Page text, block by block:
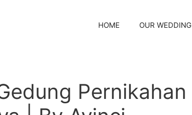
HOME OUR WEDDING
Pernikahan